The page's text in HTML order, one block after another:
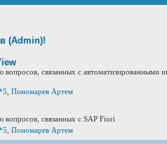
(Admin)!
связанных с автоматизированными
Пономарев Артем
связанных с SAP Fiori
Пономарев Артем